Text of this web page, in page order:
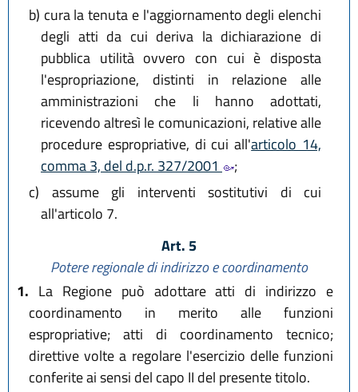
b) cura la tenuta e l'aggiornamento degli elenchi
degli atti da cui deriva la dichiarazione di
pubblica utilità ovvero con cui è disposta
l'espropriazione, distinti in relazione alle
amministrazioni che li hanno adottati,
ricevendo altresì le comunicazioni, relative alle
procedure espropriative, di cui all'articolo 14,
comma 3, del d.p.r. 327/2001
;
c) assume gli interventi sostitutivi di cui
all'articolo 7.
Art. 5
Potere regionale di indirizzo e coordinamento
1. La Regione può adottare atti di indirizzo e
coordinamento in merito alle funzioni
espropriative; atti di coordinamento tecnico;
direttive volte a regolare l'esercizio delle funzioni
conferite ai sensi del capo II del presente titolo.